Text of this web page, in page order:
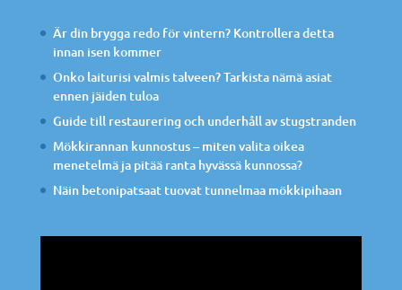
Är din brygga redo för vintern? Kontrollera detta
innan isen kommer
Onko laiturisi valmis talveen? Tarkista nämä asiat
ennen jäiden tuloa
Guide till restaurering och underhåll av stugstranden
Mökkirannan kunnostus – miten valita oikea
menetelmä ja pitää ranta hyvässä kunnossa?
Näin betonipatsaat tuovat tunnelmaa mökkipihaan